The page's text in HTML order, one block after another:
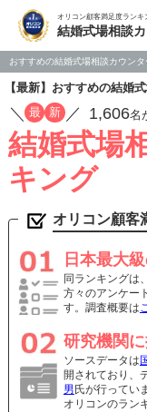
オリコン顧客満足度ランキ
結婚式場相談
おすすめの結婚式場相談カウン
【最新】おすすめの結婚
／ 最 新 ／ 1,606名
結婚式場
キング
オリコン顧客
日本最大
同ランキングは
方々のアンケー
す。調査概要は
研究機関
ソースデータは
開されており、
男 氏が行ってい
オリコンのラン